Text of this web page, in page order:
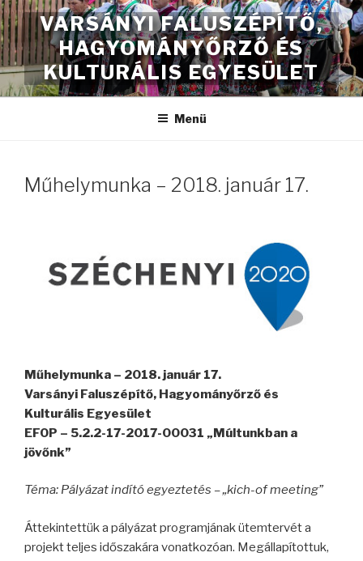
Tartalomhoz
VARSÁNYI FALUSZÉPÍTŐ,
HAGYOMÁNYŐRZŐ ÉS
KULTURÁLIS EGYESÜLET
Menü
Műhelymunka – 2018. január 17.
Műhelymunka – 2018. január 17.
Varsányi Faluszépítő, Hagyományőrző és
Kulturális Egyesület
EFOP – 5.2.2-17-2017-00031 „Múltunkban a
jövőnk”
Téma: Pályázat indító egyeztetés – „kich-of meeting”
Áttekintettük a pályázat programjának ütemtervét a
projekt teljes időszakára vonatkozóan. Megállapítottuk,